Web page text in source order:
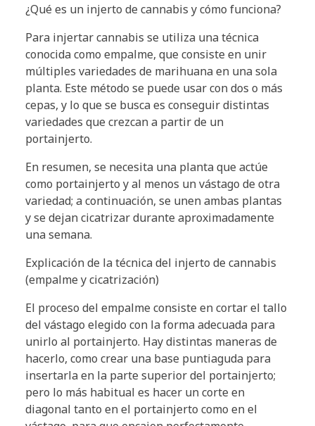
¿Qué es un injerto de cannabis y cómo funciona?
Para injertar cannabis se utiliza una técnica
conocida como empalme, que consiste en unir
múltiples variedades de marihuana en una sola
planta. Este método se puede usar con dos o más
cepas, y lo que se busca es conseguir distintas
variedades que crezcan a partir de un
portainjerto.
En resumen, se necesita una planta que actúe
como portainjerto y al menos un vástago de otra
variedad; a continuación, se unen ambas plantas
y se dejan cicatrizar durante aproximadamente
una semana.
Explicación de la técnica del injerto de cannabis
(empalme y cicatrización)
El proceso del empalme consiste en cortar el tallo
del vástago elegido con la forma adecuada para
unirlo al portainjerto. Hay distintas maneras de
hacerlo, como crear una base puntiaguda para
insertarla en la parte superior del portainjerto;
pero lo más habitual es hacer un corte en
diagonal tanto en el portainjerto como en el